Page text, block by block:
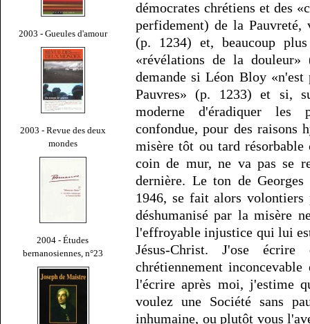
2003 - Gueules d'amour
2003 - Revue des deux
mondes
2004 - Études
bernanosiennes, n°23
démocrates chrétiens et des
perfidement) de la Pauvreté,
(p. 1234) et, beaucoup
«révélations de la douleur»
demande si Léon Bloy «n'est
Pauvres» (p. 1233) et si,
moderne d'éradiquer les
confondue, pour des raisons
misère tôt ou tard
coin de mur, ne va pas se
dernière. Le ton de
1946, se fait alors volontiers
déshumanisé par la misère
l'effroyable injustice qui lui
Jésus-Christ. J'ose
chrétiennement
l'écrire après moi, j'estime
voulez une Société sans
inhumaine, ou plutôt vous